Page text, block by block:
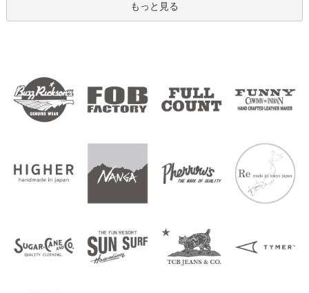
もっと見る